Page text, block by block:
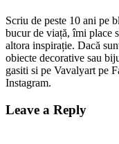
Scriu de peste 10 ani pe
bucur de viață, îmi place
altora inspirație. Dacă
obiecte decorative sau
gasiti si pe Vavalyart pe
Instagram.
Leave a Reply